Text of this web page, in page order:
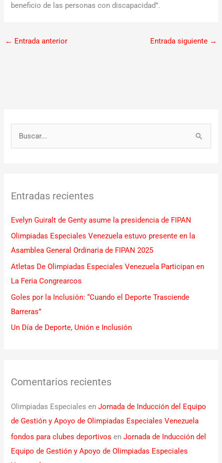
beneficio de las personas con discapacidad”.
← Entrada anterior Entrada siguiente →
a
p
o
r
:
Entradas recientes
Evelyn Guiralt de Genty asume la presidencia de FIPAN
Olimpiadas Especiales Venezuela estuvo presente en la
Asamblea General Ordinaria de FIPAN 2025
Atletas De Olimpiadas Especiales Venezuela Participan en
La Feria Congrearcos
Goles por la Inclusión: “Cuando el Deporte Trasciende
Barreras”
Un Día de Deporte, Unión e Inclusión
Comentarios recientes
Olimpiadas Especiales enJornada de Inducción del Equipo
de Gestión y Apoyo de Olimpiadas Especiales Venezuela
fondos para clubes deportivos enJornada de Inducción del
Equipo de Gestión y Apoyo de Olimpiadas Especiales